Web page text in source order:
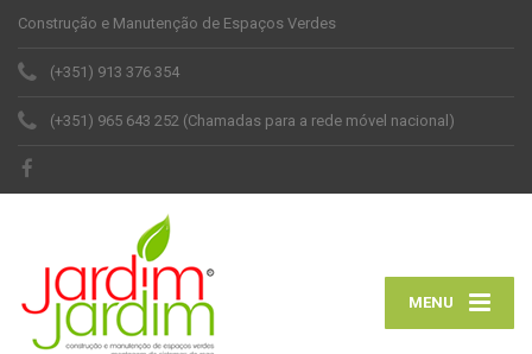
Construção e Manutenção de Espaços Verdes
(+351) 913 376 354
(+351) 965 643 252 (Chamadas para a rede móvel nacional)
MENU